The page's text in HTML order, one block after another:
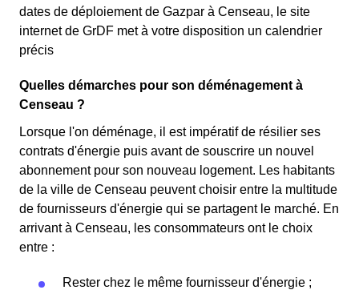
dates de déploiement de Gazpar à Censeau, le site
internet de GrDF met à votre disposition un calendrier
précis
Quelles démarches pour son déménagement à
Censeau ?
Lorsque l'on déménage, il est impératif de résilier ses
contrats d'énergie puis avant de souscrire un nouvel
abonnement pour son nouveau logement. Les habitants
de la ville de Censeau peuvent choisir entre la multitude
de fournisseurs d'énergie qui se partagent le marché. En
arrivant à Censeau, les consommateurs ont le choix
entre :
Rester chez le même fournisseur d'énergie ;